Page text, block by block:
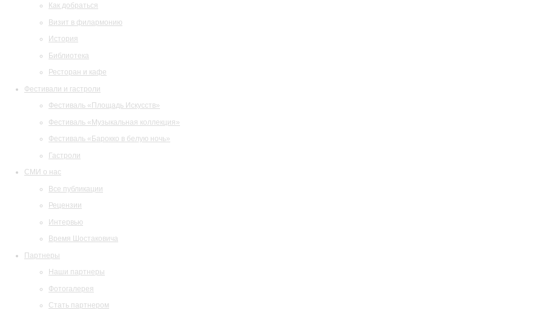
Как добраться
Визит в филармонию
История
Библиотека
Ресторан и кафе
Фестивали и гастроли
Фестиваль «Площадь Искусств»
Фестиваль «Музыкальная коллекция»
Фестиваль «Барокко в белую ночь»
Гастроли
СМИ о нас
Все публикации
Рецензии
Интервью
Время Шостаковича
Партнеры
Наши партнеры
Фотогалерея
Стать партнером